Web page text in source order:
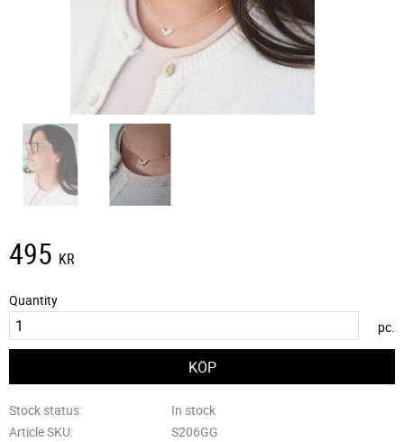
495 KR
Quantity
pc.
Stock status
In stock
Article SKU
S206GG